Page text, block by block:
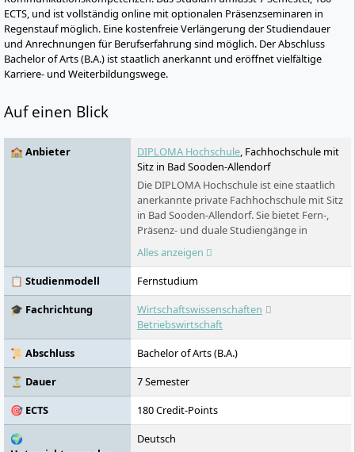
ECTS, und ist vollständig online mit optionalen Präsenzseminaren in
Regenstauf möglich. Eine kostenfreie Verlängerung der Studiendauer
und Anrechnungen für Berufserfahrung sind möglich. Der Abschluss
Bachelor of Arts (B.A.) ist staatlich anerkannt und eröffnet vielfältige
Karriere- und Weiterbildungswege.
Auf einen Blick
🏫 Anbieter DIPLOMA Hochschule, Fachhochschule mit
Sitz in Bad Sooden-Allendorf
Die DIPLOMA Hochschule ist eine staatlich
anerkannte private Fachhochschule mit Sitz
in Bad Sooden-Allendorf. Sie bietet Fern-,
Präsenz- und duale Studiengänge in
Gesundheit, Psychologie, Sozialem,
Wirtschaft, Technik und Gestaltung. Das
Fernstudium verbindet selbstständiges
Live-Seminaren. Präsenzstudierende lernen
am Campus Nordhessen oder in Leipzig.
Alles anzeigen
📋 Studienmodell
Fernstudium
🎓 Fachrichtung
Wirtschaftswissenschaften
Betriebswirtschaft
📜 Abschluss
Bachelor of Arts (B.A.)
⏳ Dauer
7 Semester
🎯 ECTS
180 Credit-Points
🌍
Deutsch